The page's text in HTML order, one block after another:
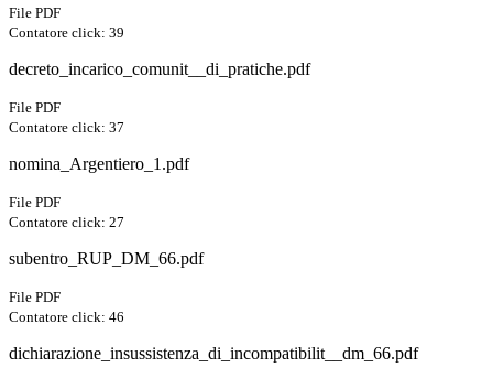
File PDF
Contatore click: 39
decreto_incarico_comunit__di_pratiche.pdf
File PDF
Contatore click: 37
nomina_Argentiero_1.pdf
File PDF
Contatore click: 27
subentro_RUP_DM_66.pdf
File PDF
Contatore click: 46
dichiarazione_insussistenza_di_incompatibilit__dm_66.pdf